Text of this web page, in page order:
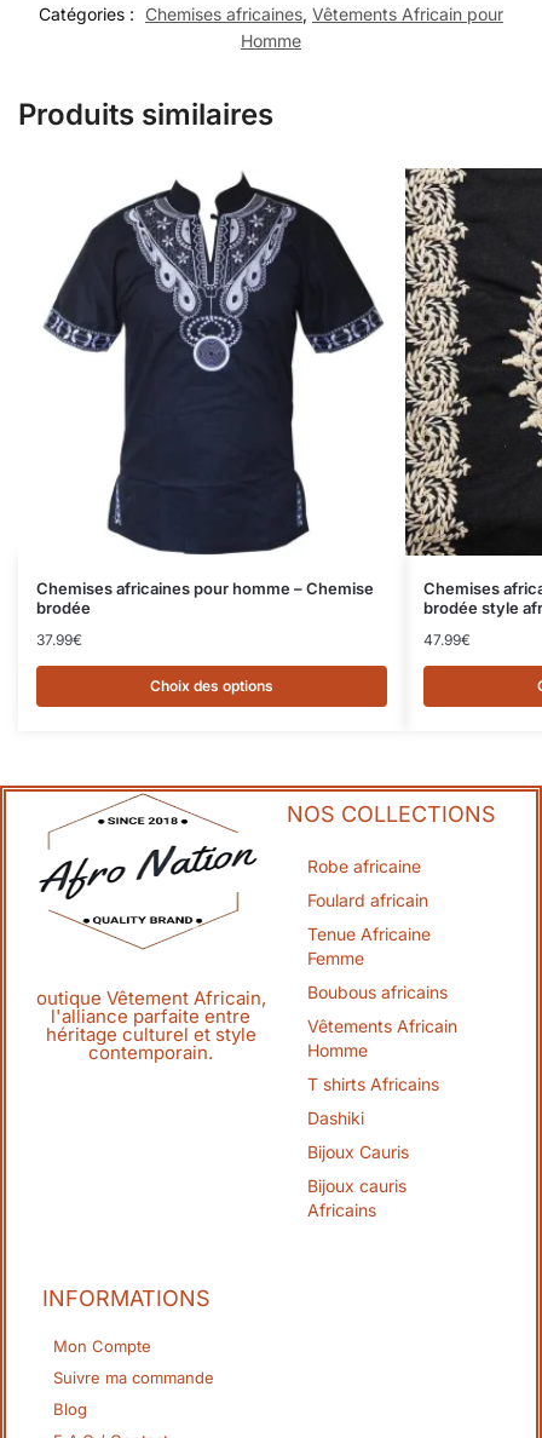
Catégories :
Chemises africaines, Vêtements Africain pour
Homme
Produits similaires
Chemises africaines pour homme – Chemise
brodée
37.99€
Choix des options
Chemises
brodée style
47.99€
outique Vêtement Africain,
l'alliance parfaite entre
héritage culturel et style
contemporain.
NOS COLLECTIONS
Robe africaine
Foulard africain
Tenue Africaine
Femme
Boubous africains
Vêtements Africain
Homme
T shirts Africains
Dashiki
Bijoux Cauris
Bijoux cauris
Africains
INFORMATIONS
Mon Compte
Suivre ma commande
Blog